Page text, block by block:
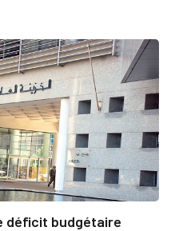
déficit budgétaire